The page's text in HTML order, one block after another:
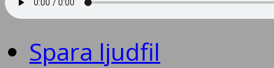
Spara ljudfil